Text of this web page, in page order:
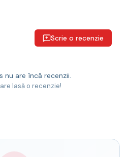
Scrie o recenzie
nu are încă recenzii.
lasă o recenzie!